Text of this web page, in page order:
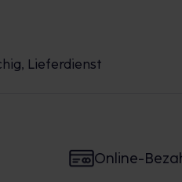
Lieferdienst
Online-